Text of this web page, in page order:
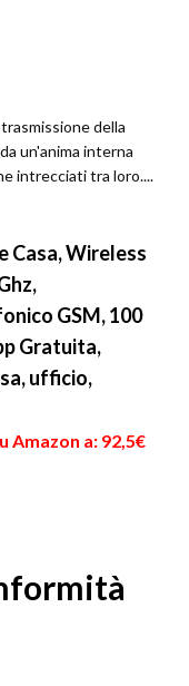
della
un'anima interna
intrecciati tra loro....
Casa, Wireless
GSM, 100
Gratuita,
ufficio,
Amazon a: 92,5€